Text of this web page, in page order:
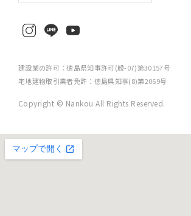
建設業の許可：徳島県知事許可(般-07)第30157号
宅地建物取引業者免許：徳島県知事(8)第2069号
Copyright © Nankou All Rights Reserved.